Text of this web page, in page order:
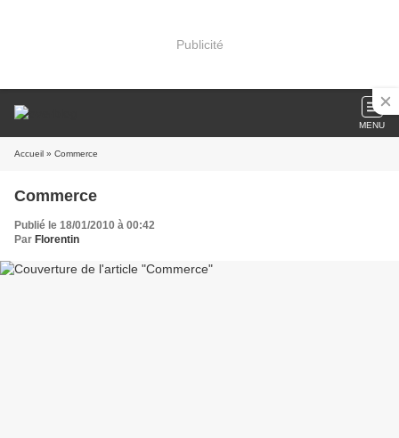
Publicité
MENU
Accueil » Commerce
Commerce
Publié le 18/01/2010 à 00:42
Par Florentin